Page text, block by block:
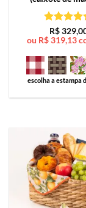
de 5
R$
ou R$319,13
escolha a estampa